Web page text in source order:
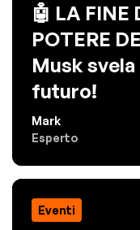
🤖 LA FINE
POTERE
Musk svela
futuro!
Mark
Esperto
Eventi